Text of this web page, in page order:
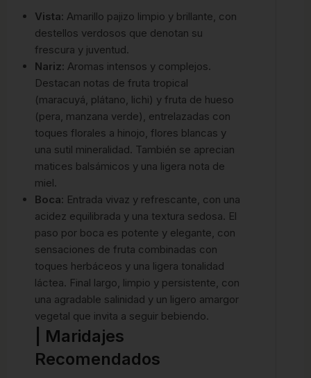
Vista: Amarillo pajizo limpio y brillante, con
destellos verdosos que denotan su
frescura y juventud.
Nariz: Aromas intensos y complejos.
Destacan notas de fruta tropical
(maracuyá, plátano, lichi) y fruta de hueso
(pera, manzana verde), entrelazadas con
toques florales a hinojo, flores blancas y
una sutil mineralidad. También se aprecian
matices balsámicos y una ligera nota de
miel.
Boca: Entrada vivaz y refrescante, con una
acidez equilibrada y una textura sedosa. El
paso por boca es potente y elegante, con
sensaciones de fruta combinadas con
toques herbáceos y una ligera tonalidad
láctea. Final largo, limpio y persistente, con
una agradable salinidad y un ligero amargor
vegetal que invita a seguir bebiendo.
| Maridajes
Recomendados